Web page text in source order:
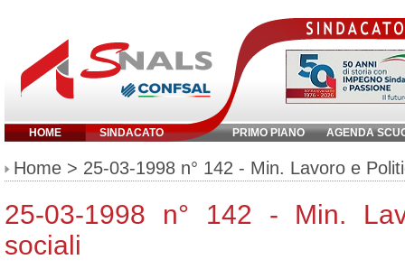
HOME SINDACATO PRIMO PIANO AGENDA
Inserisci parola chiave:
Home > 25-03-1998 n° 142 - Min. Lavoro e
25-03-1998 n° 142 - Min.
sociali